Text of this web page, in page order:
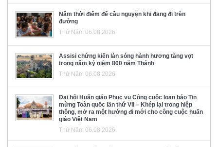
Năm thời điểm để cầu nguyện khi đang đi trên
đường
Thứ Năm 06.08.2026
Assisi chứng kiến làn sóng hành hương tăng vọt
trong năm kỷ niệm 800 năm Thánh
Thứ Năm 06.08.2026
Đại hội Huấn giáo Phục vụ Công cuộc loan báo Tin
mừng Toàn quốc lần thứ VII – Khép lại trong hiệp
thông, mở ra một hướng đi mới cho công cuộc huấn
giáo Việt Nam
Thứ Năm 06.08.2026